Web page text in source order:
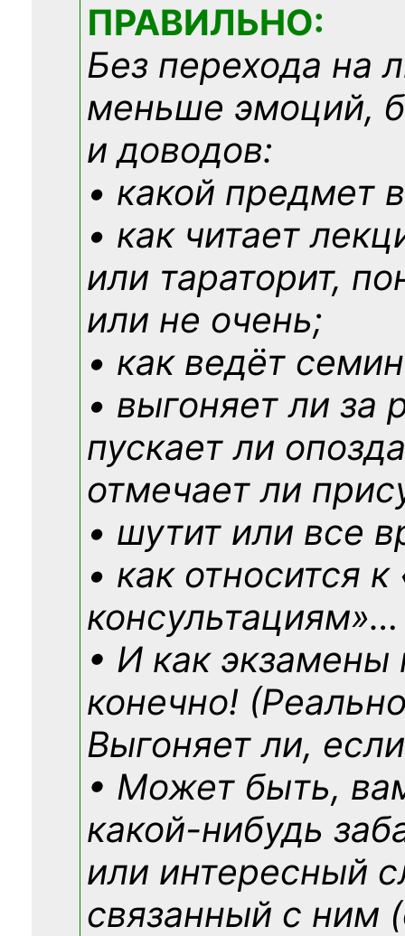
ПРАВИЛЬНО:
Без перехода на
меньше эмоций,
и доводов:
• какой предмет
• как читает
или тараторит,
или не очень;
• как ведёт
• выгоняет ли за
пускает ли
отмечает ли
• шутит или все
• как относится
консультациям»…
• И как экзамены
конечно!
Выгоняет ли,
• Может быть,
какой-нибудь
или интересный
связанный с ним